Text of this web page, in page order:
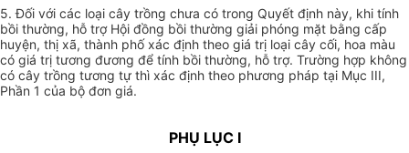
5. Đối với các loại cây trồng chưa có trong Quyết định này, khi tính
bồi thường, hỗ trợ Hội đồng bồi thường giải phóng mặt bằng cấp
huyện, thị xã, thành phố xác định theo giá trị loại cây cối, hoa màu
có giá trị tương đương để tính bồi thường, hỗ trợ. Trường hợp không
có cây trồng tương tự thì xác định theo phương pháp tại Mục III,
Phần 1 của bộ đơn giá.
PHỤ LỤC I